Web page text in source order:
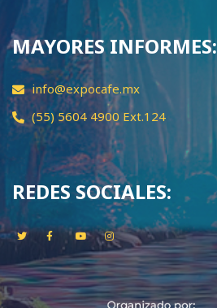
MAYORES INFORMES:
info@expocafe.mx
(55) 5604 4900 Ext.124
REDES SOCIALES: